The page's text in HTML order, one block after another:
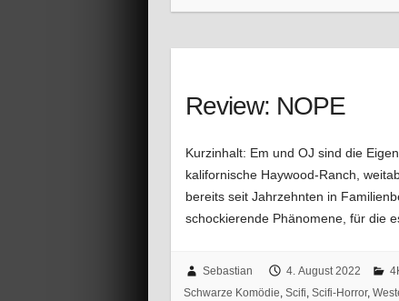
Review: NOPE
Kurzinhalt: Em und OJ sind die
kalifornische Haywood-Ranch,
bereits seit Jahrzehnten in
schockierende Phänomene, für die
Sebastian 4. August 2022
Schwarze Komödie, Scifi, Scifi-Horror,